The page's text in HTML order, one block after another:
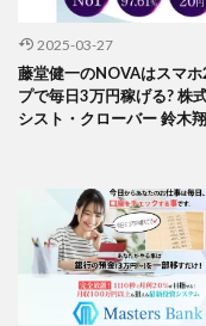
2025-03-27
藤堂健一のNOVAはスマホ
プで毎日3万円稼げる? 株
シスト・クローバー 鈴木翔